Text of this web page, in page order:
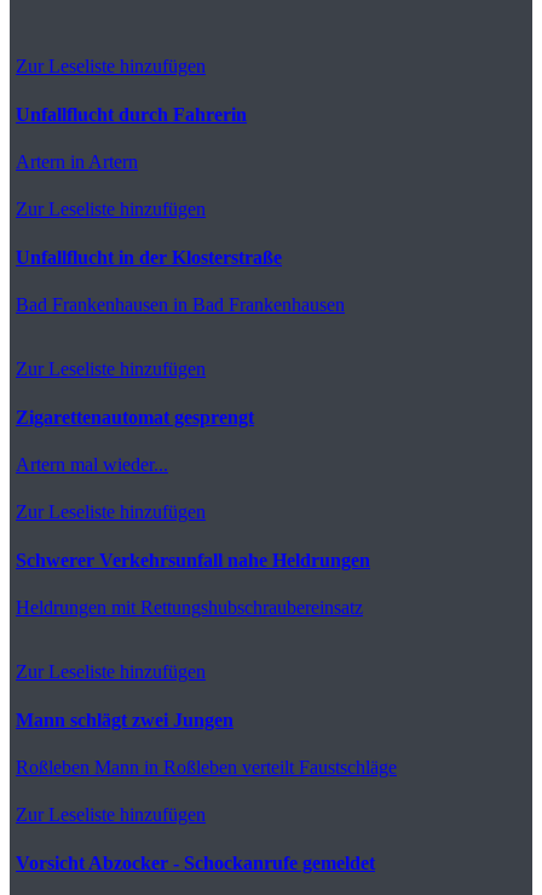
Zur Leseliste hinzufügen
Unfallflucht durch Fahrerin
Artern in Artern
Zur Leseliste hinzufügen
Unfallflucht in der Klosterstraße
Bad Frankenhausen in Bad Frankenhausen
Zur Leseliste hinzufügen
Zigarettenautomat gesprengt
Artern mal wieder...
Zur Leseliste hinzufügen
Schwerer Verkehrsunfall nahe Heldrungen
Heldrungen mit Rettungshubschraubereinsatz
Zur Leseliste hinzufügen
Mann schlägt zwei Jungen
Roßleben Mann in Roßleben verteilt Faustschläge
Zur Leseliste hinzufügen
Vorsicht Abzocker - Schockanrufe gemeldet